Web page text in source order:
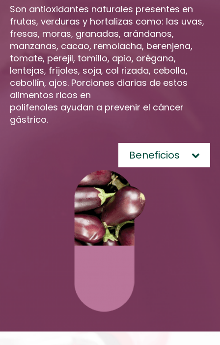
Son antioxidantes naturales presentes en
frutas, verduras y hortalizas como: las uvas,
fresas, moras, granadas, arándanos,
manzanas, cacao, remolacha, berenjena,
tomate, perejil, tomillo, apio, orégano,
lentejas, fríjoles, soja, col rizada, cebolla,
cebollín, ajos. Porciones diarias de estos
alimentos ricos en
polifenoles ayudan a prevenir el cáncer
gástrico.
Beneficios